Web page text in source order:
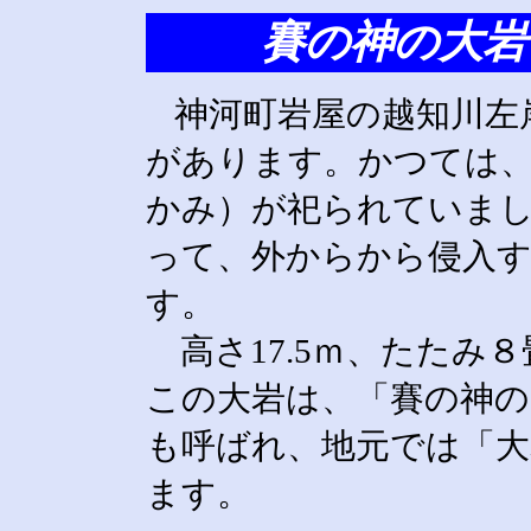
賽の神の大
神河町岩屋の越知川 左
があります。かつては
かみ）が祀られていま
って、外からから侵入
す。
高さ17.5ｍ、たたみ
この大岩は、「賽の神
も呼ばれ、地元では「
ます。